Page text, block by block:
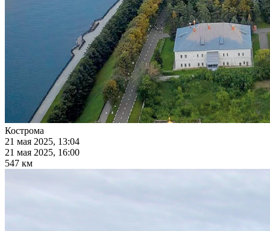
Кострома
21 мая 2025, 13:04
21 мая 2025, 16:00
547 км